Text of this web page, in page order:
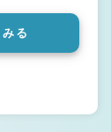
る